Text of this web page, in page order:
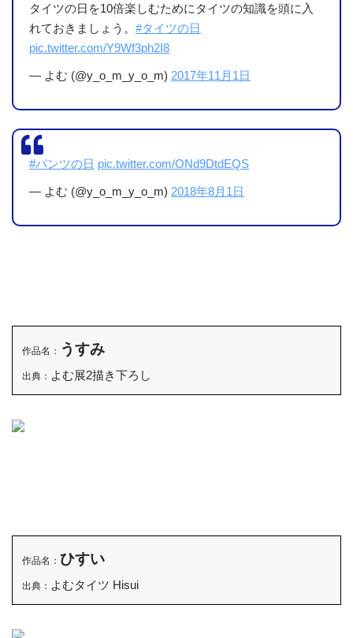
「質感」も凄かったです！
その後に見た『くろタイツ展』の方が綺麗な質感の絵が多
あとは、例の“立体マウスパッド”が展示
した！
しかも、お触り自由、写真撮影も自由！
タイツの日を10倍楽しむためにタイツの知識を頭に入
れておきましょう。 #タイツの日
pic.twitter.com/Y9Wf3ph2I8
— よむ (@y_o_m_y_o_m) 2017年11月1日
#パンツの日 pic.twitter.com/ONd9DtdEQS
— よむ (@y_o_m_y_o_m) 2018年8月1日
作品名： うすみ
出典： よむ展2描き下ろし
作品名： ひすい
出典： よむタイツ Hisui